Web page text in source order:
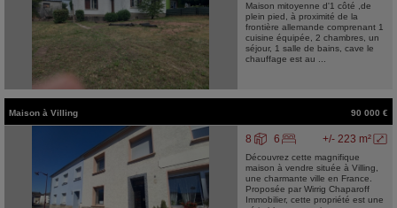
Maison mitoyenne d'1 côté ,de
plein pied, à proximité de la
frontière allemande comprenant 1
cuisine équipée, 2 chambres, un
séjour, 1 salle de bains, cave le
chauffage est au ...
Maison à Villing 90 000 €
+/- 223 m²
8 6
Découvrez cette magnifique
maison à vendre située à Villing,
une charmante ville en France.
Proposée par Wirrig Chaparoff
Immobilier, cette propriété est une